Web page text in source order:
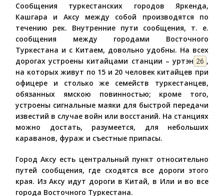
Сообщения туркестанских городов Яркенда,
Кашгара и Аксу между собой производятся по
течению рек. Внутренние пути сообщения, т. е.
сообщения между городами Восточного
Туркестана и с Китаем, довольно удобны. На всех
дорогах устроены китайцами станции – уртэн 26 ,
на которых живут по 15 и 20 человек китайцев при
офицере и столько же семейств туркестанцев,
обязанных ямскою повинностью; кроме того,
устроены сигнальные маяки для быстрой передачи
известий в случае войн или восстаний. На станциях
можно достать, разумеется, для небольших
караванов, фураж и съестные припасы.
Город Аксу есть центральный пункт относительно
путей сообщения, где сходятся все дороги этого
края. Из Аксу идут дороги в Китай, в Или и во все
города Восточного Туркестана.